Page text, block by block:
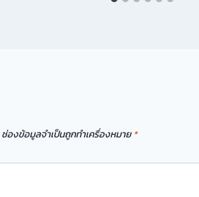
ช่องข้อมูลจำเป็นถูกทำเครื่องหมาย *